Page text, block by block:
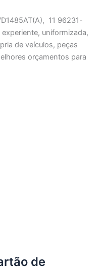
11 96231-
uniformizada,
de veículos, peças
orçamentos para
de